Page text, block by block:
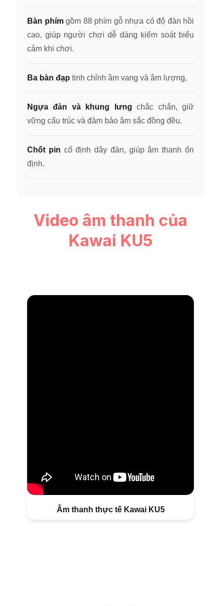
Bàn phímgồm 88 phím gỗ nhựa có độ đàn hồi
cao, giúp người chơi dễ dàng kiểm soát biểu
cảm khi chơi.
Ba bàn đạp tinh chỉnh âm vang và âm lượng,
Ngựa đàn và khung lưng chắc chắn, giữ
vững cấu trúc và đảm bảo âm sắc đồng đều.
Chốt pin cố định dây đàn, giúp âm thanh ổn
định.
Video âm thanh của
Kawai KU5
Âm thanh thực tế Kawai KU5